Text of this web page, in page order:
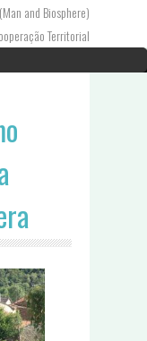
and Biosphere)
Territorial